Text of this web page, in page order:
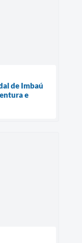
de Imbaú
e